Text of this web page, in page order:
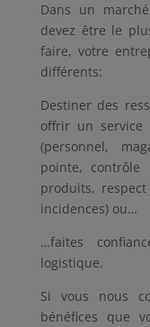
Dans un
devez être le
faire, votre
différents:
Destiner des
offrir un service
(personnel,
pointe,
produits,
incidences) ou…
…faites
logistique.
Si vous nous
bénéfices que